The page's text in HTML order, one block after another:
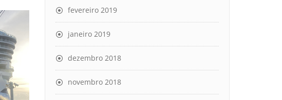
fevereiro 2019
janeiro 2019
dezembro 2018
novembro 2018